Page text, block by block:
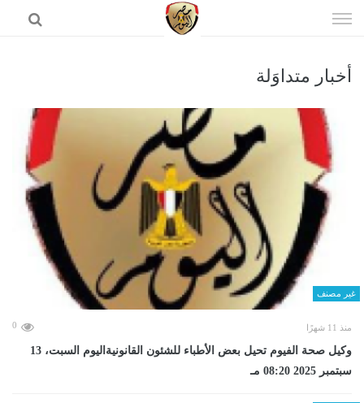
الى
أخبار متداوَلة
غير مصنف
منذ 11 شهرًا 0
وكيل صحة الفيوم تحيل بعض الأطباء للشئون القانونيةاليوم السبت، 13
سبتمبر 2025 08:20 مـ